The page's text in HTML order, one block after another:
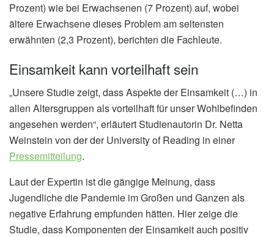
Prozent) wie bei Erwachsenen (7 Prozent) auf, wobei
ältere Erwachsene dieses Problem am seltensten
erwähnten (2,3 Prozent), berichten die Fachleute.
Einsamkeit kann vorteilhaft sein
„Unsere Studie zeigt, dass Aspekte der Einsamkeit (…) in
allen Altersgruppen als vorteilhaft für unser Wohlbefinden
angesehen werden“, erläutert Studienautorin Dr. Netta
Weinstein von der der University of Reading in einer
Pressemitteilung.
Laut der Expertin ist die gängige Meinung, dass
Jugendliche die Pandemie im Großen und Ganzen als
negative Erfahrung empfunden hätten. Hier zeige die
Studie, dass Komponenten der Einsamkeit auch positiv